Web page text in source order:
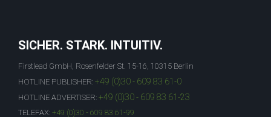
SICHER. STARK. INTUITIV.
Firstlead GmbH, Rosenfelder St. 15-16, 10315 Berlin
HOTLINE PUBLISHER: +49 (0)30 - 609 83 61-0
HOTLINE ADVERTISER: +49 (0)30 - 609 83 61-23
TELEFAX: +49 (0)30 - 609 83 61-99